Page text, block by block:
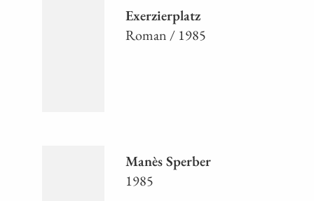
Exerzierplatz
Roman / 1985
Manès Sperber
1985